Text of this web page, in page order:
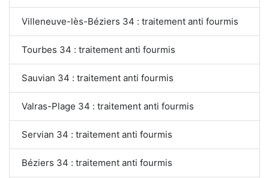
Villeneuve-lès-Béziers 34 : traitement anti fourmis
Tourbes 34 : traitement anti fourmis
Sauvian 34 : traitement anti fourmis
Valras-Plage 34 : traitement anti fourmis
Servian 34 : traitement anti fourmis
Béziers 34 : traitement anti fourmis